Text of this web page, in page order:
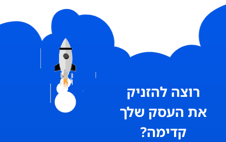
רוצה להזניק
את העסק שלך
קדימה?